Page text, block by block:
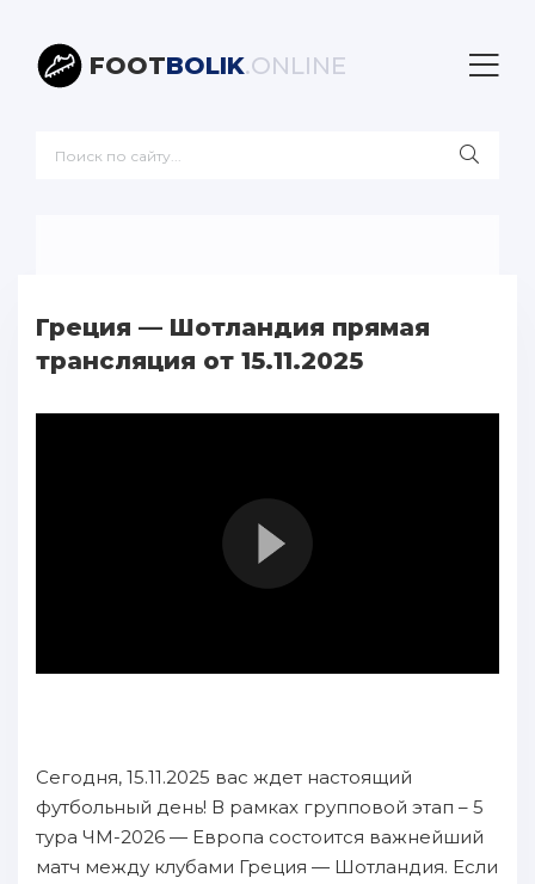
FOOTBOLIK.ONLINE
Греция — Шотландия прямая
трансляция от 15.11.2025
Сегодня, 15.11.2025 вас ждет настоящий
футбольный день! В рамках групповой этап – 5
тура ЧМ-2026 — Европа состоится важнейший
матч между клубами Греция — Шотландия. Если